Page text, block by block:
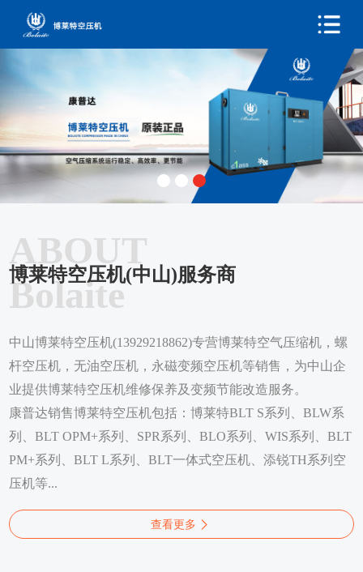
ABOUT
Bolaite
博莱特空压机(中山)服务商
中山博莱特空压机(13929218862)专营博莱特空气压缩机，螺
杆空压机，无油空压机，永磁变频空压机等销售，为中山企
业提供博莱特空压机维修保养及变频节能改造服务。
康普达销售博莱特空压机包括：博莱特BLT S系列、BLW系
列、BLT OPM+系列、SPR系列、BLO系列、WIS系列、BLT
PM+系列、BLT L系列、BLT一体式空压机、添锐TH系列空
压机等...
查看更多